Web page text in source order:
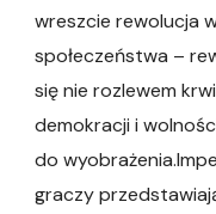
wreszcie rewolucja
społeczeństwa –
się nie rozlewem
demokracji i
do
graczy